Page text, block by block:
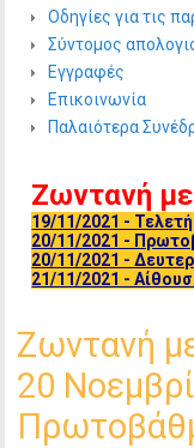
Οδηγίες για τις
Σύντομος
Εγγραφές
Επικοινωνία
Παλαιότερα
Ζωντανή
19/11/2021 -
20/11/2021 -
20/11/2021 -
21/11/2021 -
Ζωντανή
20